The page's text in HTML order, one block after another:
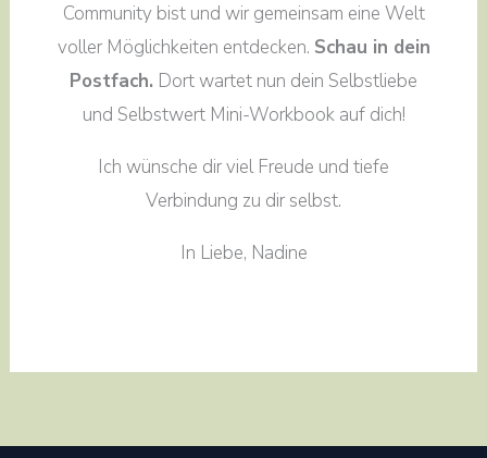
Community bist und wir gemeinsam eine Welt
voller Möglichkeiten entdecken. Schau in dein
Postfach. Dort wartet nun dein Selbstliebe
und Selbstwert Mini-Workbook auf dich!
Ich wünsche dir viel Freude und tiefe
Verbindung zu dir selbst.
In Liebe, Nadine